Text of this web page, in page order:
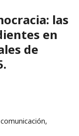
las
en
de